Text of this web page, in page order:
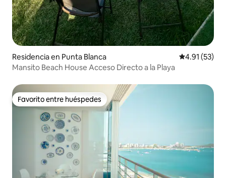
Residencia en Punta Blanca Calificación
4.91 (53)
Mansito Beach House Acceso Directo a la Playa
Favorito entre huéspedes
Favorito entre huéspedes